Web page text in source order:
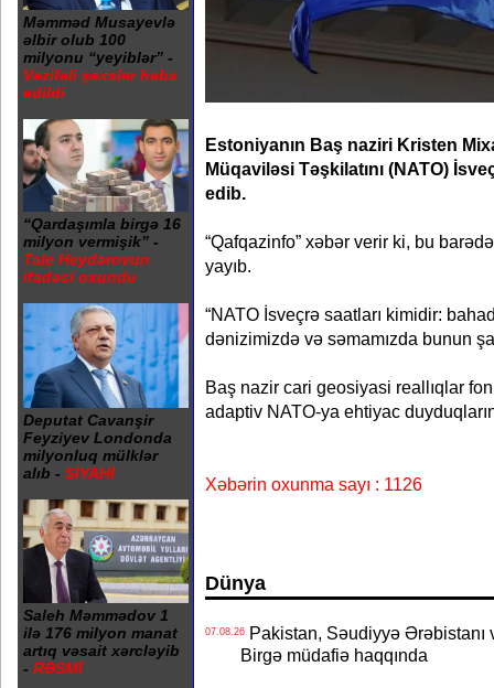
Məmməd Musayevlə
əlbir olub 100
milyonu “yeyiblər” -
Vəzifəli şəxslər həbs
edildi
“Qardaşımla birgə 16
milyon vermişik” -
Tale Heydərovun
ifadəsi oxundu
Deputat Cavanşir
Feyziyev Londonda
milyonluq mülklər
alıb - SİYAHI
Saleh Məmmədov 1
ilə 176 milyon manat
artıq vəsait xərcləyib
- RƏSMİ
Estoniyanın Baş naziri Kristen
Müqaviləsi Təşkilatını (NATO)
edib.
“Qafqazinfo” xəbər verir ki, bu
yayıb.
“NATO İsveçrə saatları kimidir:
dənizimizdə və səmamızda bunun
Baş nazir cari geosiyasi reallıqlar
adaptiv NATO-ya ehtiyac
Xəbərin oxunma sayı : 1126
Dünya
07.08.26Pakistan, Səudiyyə Ərəbistanı
Birgə müdafiə haqqında